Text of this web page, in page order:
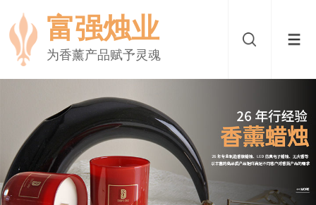
富强烛业
为香薰产品赋予灵魂